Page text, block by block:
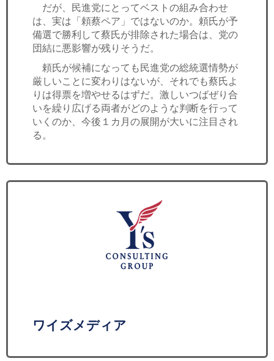
だが、民進党にとってベストの組み合わせ
は、実は「頼蔡ペア」ではないのか。頼氏が予
備選で勝利して蔡氏が排除された場合は、党の
団結に悪影響が残りそうだ。
頼氏が候補になっても民進党の総統選情勢が
厳しいことに変わりはないが、それでも蔡氏よ
りは得票を増やせるはずだ。激しいつばぜり合
いを繰り広げる両者がどのような判断を行って
いくのか、今後１カ月の展開が大いに注目され
る。
ワイズメディア